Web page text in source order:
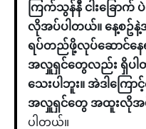
ကြက်သွန်နီ ငါးခြော
လိုအပ်ပါတယ်။ နေ့စဥ်နဲ့
ရပ်တည်ဖို့လုပ်ဆောင်န
အလှူရှင်တွေလည်း ရှိပါ
သေးပါဘူး။ အဲဒါကြ
အလှူရှင်တွေ အထူးလိုအပ်
ပါတယ်။